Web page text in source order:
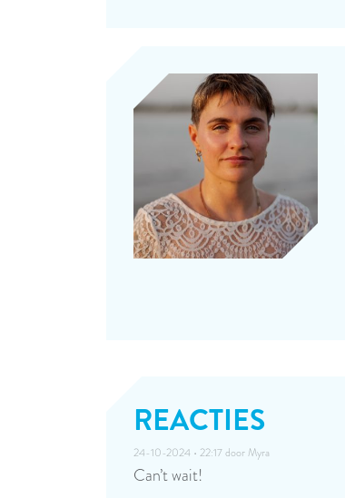
REACTIES
24-10-2024 • 22:17 doorMyra
Can’t wait!